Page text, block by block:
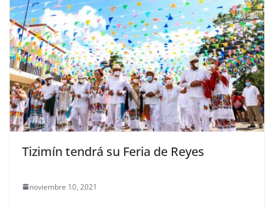
Tizimín tendrá su Feria de Reyes
noviembre 10, 2021